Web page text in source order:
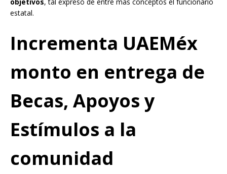
estatal.
Incrementa UAEMéx
monto en entrega de
Becas, Apoyos y
Estímulos a la
comunidad